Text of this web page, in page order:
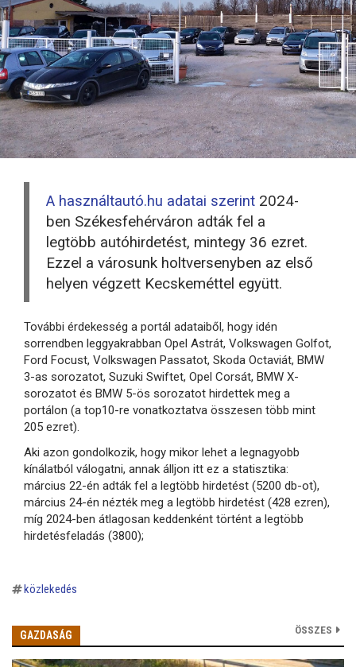
A használtautó.hu adatai szerint 2024-
ben Székesfehérváron adták fel a
legtöbb autóhirdetést, mintegy 36 ezret.
Ezzel a városunk holtversenyben az első
helyen végzett Kecskeméttel együtt.
További érdekesség a portál adataiből, hogy idén
sorrendben leggyakrabban Opel Astrát, Volkswagen Golfot,
Ford Focust, Volkswagen Passatot, Skoda Octaviát, BMW
3-as sorozatot, Suzuki Swiftet, Opel Corsát, BMW X-
sorozatot és BMW 5-ös sorozatot hirdettek meg a
portálon (a top10-re vonatkoztatva összesen több mint
205 ezret).
Aki azon gondolkozik, hogy mikor lehet a legnagyobb
kínálatból válogatni, annak álljon itt ez a statisztika:
március 22-én adták fel a legtöbb hirdetést (5200 db-ot),
március 24-én nézték meg a legtöbb hirdetést (428 ezren),
míg 2024-ben átlagosan keddenként történt a legtöbb
hirdetésfeladás (3800);
közlekedés
GAZDASÁG ÖSSZES